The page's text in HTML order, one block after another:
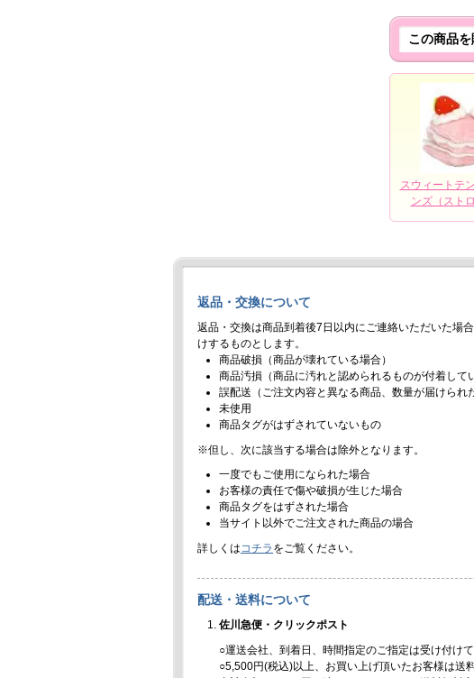
この商品
スウィートテ
ンズ（スト
返品・交換について
返品・交換は商品到着後7日以内にご連絡いただいた場
けするものとします。
商品破損（商品が壊れている場合）
商品汚損（商品に汚れと認められるものが付着して
誤配送（ご注文内容と異なる商品、数量が届けられ
未使用
商品タグがはずされていないもの
※但し、次に該当する場合は除外となります。
一度でもご使用になられた場合
お客様の責任で傷や破損が生じた場合
商品タグをはずされた場合
当サイト以外でご注文された商品の場合
詳しくは コチラ をご覧ください。
配送・送料について
佐川急便・クリックポスト
○運送会社、到着日、時間指定のご指定は受け付けて
○5,500円(税込)以上、お買い上げ頂いたお客様は送